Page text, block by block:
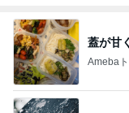
蓋が甘
Ameba